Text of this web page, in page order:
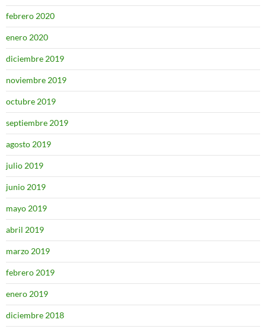
febrero 2020
enero 2020
diciembre 2019
noviembre 2019
octubre 2019
septiembre 2019
agosto 2019
julio 2019
junio 2019
mayo 2019
abril 2019
marzo 2019
febrero 2019
enero 2019
diciembre 2018